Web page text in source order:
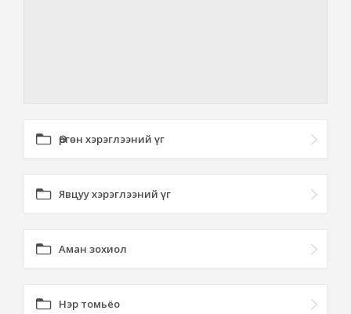
Өргөн хэрэглээний үг
Явцуу хэрэглээний үг
Аман зохиол
Нэр томьёо